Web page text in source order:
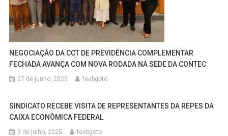
NEGOCIAÇÃO DA CCT DE PREVIDÊNCIA COMPLEMENTAR
FECHADA AVANÇA COM NOVA RODADA NA SEDE DA CONTEC
27 de junho, 2025 feebgoto
SINDICATO RECEBE VISITA DE REPRESENTANTES DA REPES DA
CAIXA ECONÔMICA FEDERAL
3 de julho, 2025 feebgoto